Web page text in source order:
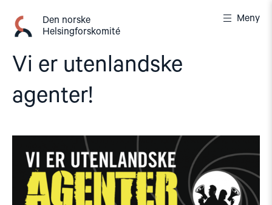
innhold
Den norske
Helsingforskomité
Meny
Vi er utenlandske
agenter!